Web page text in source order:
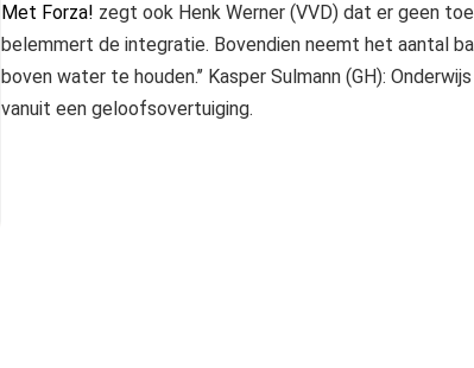
Met Forza! zegt ook Henk Werner (VVD) dat er geen
belemmert de integratie. Bovendien neemt het aantal
boven water te houden.’’ Kasper Sulmann (GH):
vanuit een geloofsovertuiging.